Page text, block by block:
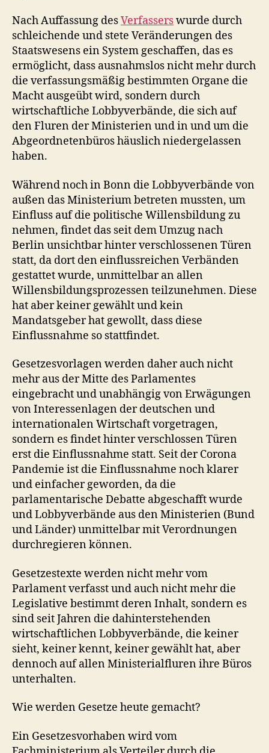
Nach Auffassung desVerfasserswurde durch
schleichende und stete Veränderungen des
Staatswesens ein System geschaffen, das es
ermöglicht, dass ausnahmslos nicht mehr durch
die verfassungsmäßig bestimmten Organe die
Macht ausgeübt wird, sondern durch
wirtschaftliche Lobbyverbände, die sich auf
den Fluren der Ministerien und in und um die
Abgeordnetenbüros häuslich niedergelassen
haben.
Während noch in Bonn die Lobbyverbände von
außen das Ministerium betreten mussten, um
Einfluss auf die politische Willensbildung zu
nehmen, findet das seit dem Umzug nach
Berlin unsichtbar hinter verschlossenen Türen
statt, da dort den einflussreichen Verbänden
gestattet wurde, unmittelbar an allen
Willensbildungsprozessen teilzunehmen. Diese
hat aber keiner gewählt und kein
Mandatsgeber hat gewollt, dass diese
Einflussnahme so stattfindet.
Gesetzesvorlagen werden daher auch nicht
mehr aus der Mitte des Parlamentes
eingebracht und unabhängig von Erwägungen
von Interessenlagen der deutschen und
internationalen Wirtschaft vorgetragen,
sondern es findet hinter verschlossen Türen
erst die Einflussnahme statt. Seit der Corona
Pandemie ist die Einflussnahme noch klarer
und einfacher geworden, da die
parlamentarische Debatte abgeschafft wurde
und Lobbyverbände aus den Ministerien (Bund
und Länder) unmittelbar mit Verordnungen
durchregieren können.
Gesetzestexte werden nicht mehr vom
Parlament verfasst und auch nicht mehr die
Legislative bestimmt deren Inhalt, sondern es
sind seit Jahren die dahinterstehenden
wirtschaftlichen Lobbyverbände, die keiner
sieht, keiner kennt, keiner gewählt hat, aber
dennoch auf allen Ministerialfluren ihre Büros
unterhalten.
Wie werden Gesetze heute gemacht?
Ein Gesetzesvorhaben wird vom